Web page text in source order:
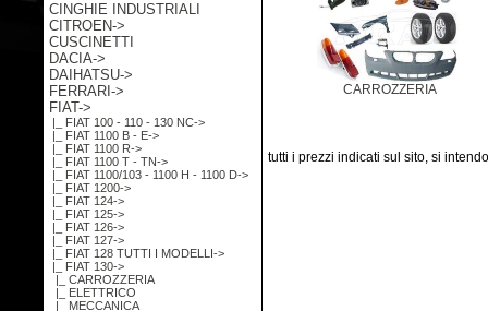
CINGHIE INDUSTRIALI
CITROEN->
CUSCINETTI
DACIA->
DAIHATSU->
FERRARI->
FIAT->
|_ FIAT 100 - 110 - 130 NC->
|_ FIAT 1100 B - E->
|_ FIAT 1100 R->
|_ FIAT 1100 T - TN->
|_ FIAT 1100/103 - 1100 H - 1100 D->
|_ FIAT 1200->
|_ FIAT 124->
|_ FIAT 125->
|_ FIAT 126->
|_ FIAT 127->
|_ FIAT 128 TUTTI I MODELLI->
|_ FIAT 130->
|_ CARROZZERIA
|_ ELETTRICO
|_ MECCANICA
CARROZZERIA
tutti i prezzi indicati sul sito, si